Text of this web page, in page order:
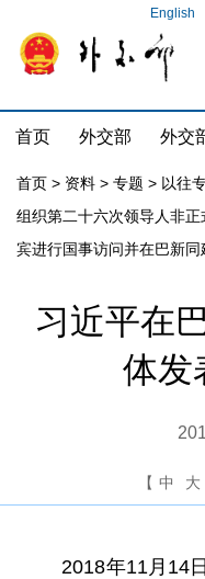
English
首页 外交部 外交
首页 > 资料 > 专题 > 以往
组织第二十六次领导人非
宾进行国事访问并在巴新
习近平在
体发
【 中 大
2018年11月14日